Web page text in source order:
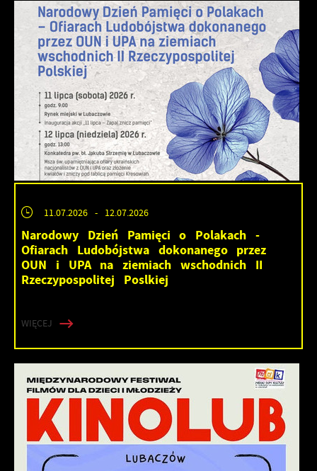
11.07.2026 - 12.07.2026
Narodowy Dzień Pamięci o Polakach -
Ofiarach Ludobójstwa dokonanego przez
OUN i UPA na ziemiach wschodnich II
Rzeczypospolitej Poslkiej
WIĘCEJ